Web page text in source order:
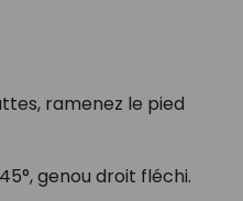
ramenez le pied
genou droit fléchi.